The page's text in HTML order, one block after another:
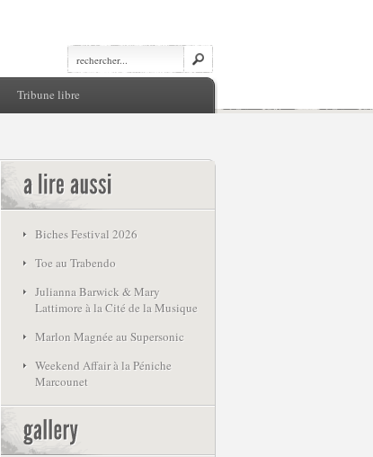
Tribune libre
Biches Festival 2026
Toe au Trabendo
Julianna Barwick & Mary
Lattimore à la Cité de la Musique
Marlon Magnée au Supersonic
Weekend Affair à la Péniche
Marcounet